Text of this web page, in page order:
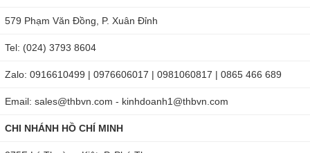
Máy đo độ ẩm da được dùng trong ngành dệt may, da giày,...
chuẩn. Từ đó sản xuất ra những sản phẩm da chất lượng.
Tránh trường hợp nguyên liệu da quá khô hoặc quá ẩm, ảnh
579 Phạm Văn Đồng, P. Xuân Đỉnh
Tel: (024) 3793 8604
Zalo: 0916610499 | 0976606017 | 0981060817 | 0865 466 689
Email: sales@thbvn.com - kinhdoanh1@thbvn.com
CHI NHÁNH HỒ CHÍ MINH